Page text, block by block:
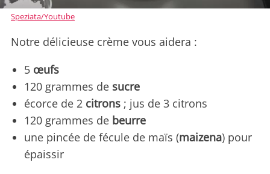
Speziata/Youtube
Notre délicieuse crème vous aidera :
5 œufs
120 grammes de sucre
écorce de 2 citrons ; jus de 3 citrons
120 grammes de beurre
une pincée de fécule de maïs (maizena) pour
épaissir